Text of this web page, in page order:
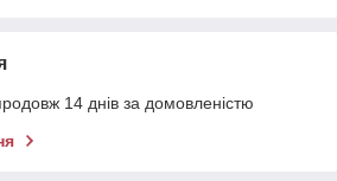
14 днів за домовленістю